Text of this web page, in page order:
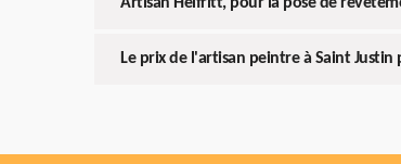
Le prix de l'artisan peintre à Saint